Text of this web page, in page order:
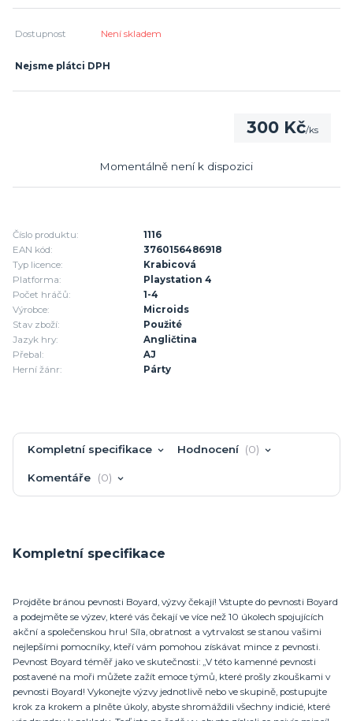
Dostupnost Není skladem
Nejsme plátci DPH
300 Kč/ks
Momentálně není k dispozici
Číslo produktu:
1116
EAN kód:
3760156486918
Typ licence:
Krabicová
Platforma:
Playstation 4
Počet hráčů:
1-4
Výrobce:
Microids
Stav zboží:
Použité
Jazyk hry:
Angličtina
Přebal:
AJ
Herní žánr:
Párty
Kompletní specifikace Hodnocení 0
Komentáře 0
Kompletní specifikace
Projděte bránou pevnosti Boyard, výzvy čekají! Vstupte do pevnosti Boyard
a podejměte se výzev, které vás čekají ve více než 10 úkolech spojujících
akční a společenskou hru! Síla, obratnost a vytrvalost se stanou vašimi
nejlepšími pomocníky, kteří vám pomohou získávat mince z pevnosti.
Pevnost Boyard téměř jako ve skutečnosti: „V této kamenné pevnosti
postavené na moři můžete zažít emoce týmů, které prošly zkouškami v
pevnosti Boyard! Vykonejte výzvy jednotlivě nebo ve skupině, postupujte
krok za krokem a plněte úkoly, abyste shromáždili všechny indicié, které